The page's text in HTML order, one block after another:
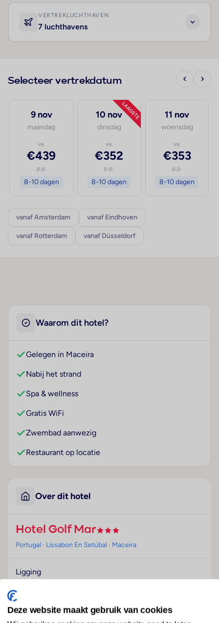
VERTREKLUCHTHAVEN
7 luchthavens
Selecteer vertrekdatum
9 nov
maandag
va.
€439
p.p.
8-10 dagen
LAAGSTE
10 nov
dinsdag
va.
€352
p.p.
8-10 dagen
11 nov
woensdag
va.
€353
p.p.
8-10 dagen
vanaf Amsterdam vanaf Eindhoven
vanaf Rotterdam vanaf Düsseldorf
Waarom dit hotel?
Gelegen in Maceira
Nabij het strand
Spa & wellness
Gratis WiFi
Zwembad aanwezig
Restaurant op locatie
Over dit hotel
Hotel Golf Mar
Portugal · Lissabon En Setúbal · Maceira
Ligging
strand van Porto Novo en ligt 65 km ten noorden van
Lissabon en op een klein stukje van Obidos, Ericeira,
Torres Vedras en Mafra. Het centrum van Maciera ligt
Deze website maakt gebruik van cookies